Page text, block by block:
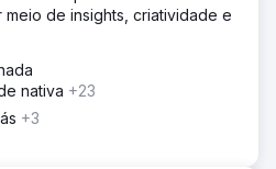
meio de insights, criatividade e
nativa +23
+3